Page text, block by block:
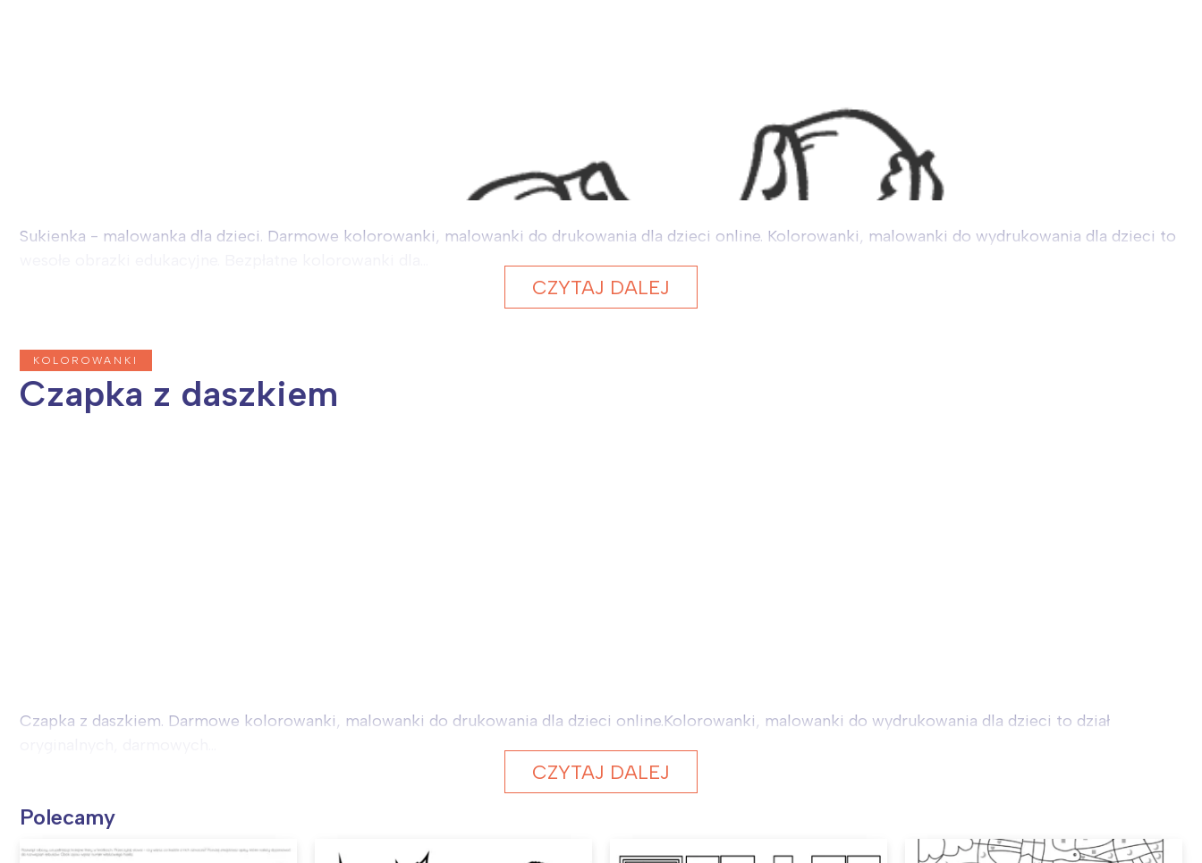
Sukienka - malowanka dla dzieci. Darmowe kolorowanki, malowanki do drukowania dla dzieci online. Kolorowanki, malowanki do wydrukowania dla dzieci to
CZYTAJ DALEJ
KOLOROWANKI
Czapka z daszkiem
Czapka z daszkiem. Darmowe kolorowanki, malowanki do drukowania dla dzieci online.Kolorowanki, malowanki do wydrukowania dla dzieci to dział
CZYTAJ DALEJ
Polecamy